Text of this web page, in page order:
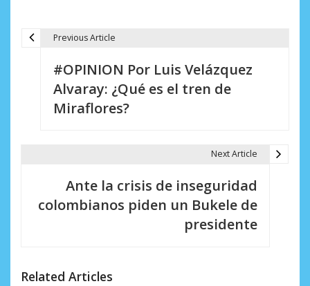
n
Previous Article
#OPINION Por Luis Velázquez
Alvaray: ¿Qué es el tren de
Miraflores?
Next Article
Ante la crisis de inseguridad
colombianos piden un Bukele de
presidente
Related Articles